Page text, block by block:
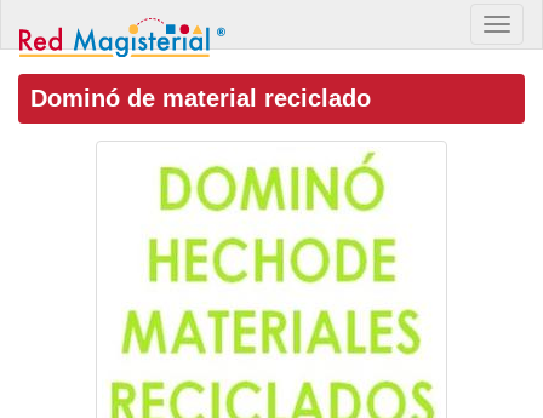
Dominó de material reciclado